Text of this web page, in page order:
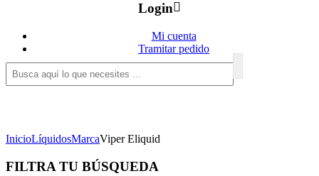
Login
Mi cuenta
Tramitar pedido
InicioLíquidosMarcaViper Eliquid
FILTRA TU BÚSQUEDA